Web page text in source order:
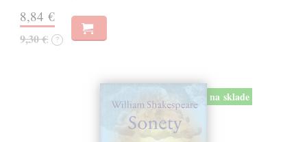
8,84 €
9,30 € ?
na sklade